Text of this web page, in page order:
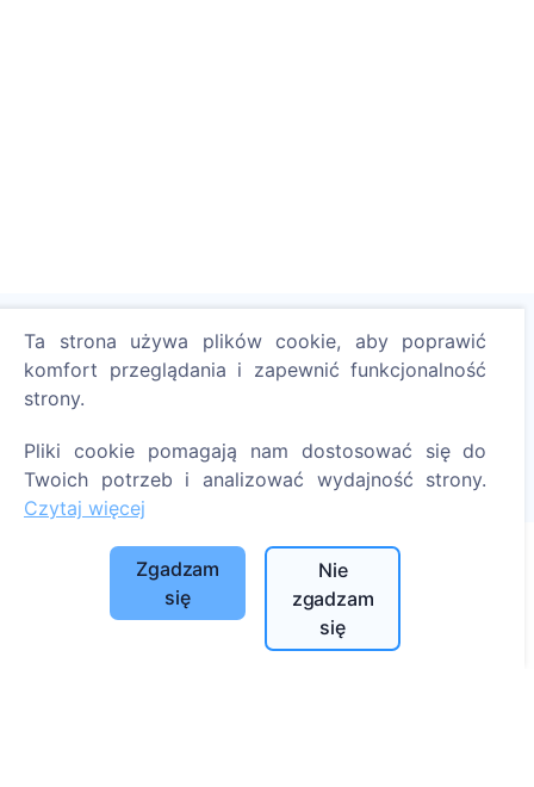
Zapal cyfrową świecę - posadź drzewo!
Posadzone drzewa
1389
Informacje
O CEMETY
Ta strona używa plików cookie, aby poprawić
komfort przeglądania i zapewnić funkcjonalność
strony.
Pliki cookie pomagają nam dostosować się do
Twoich potrzeb i analizować wydajność strony.
Czytaj więcej
Zgadzam
się
Nie
zgadzam
się